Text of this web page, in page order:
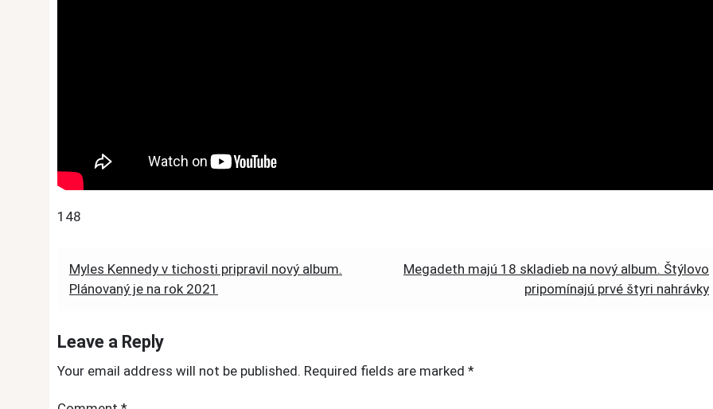
148
Post
navigation
Myles Kennedy v tichosti pripravil nový album.
Plánovaný je na rok 2021
Megadeth majú 18 skladieb na nový album. Štýlovo
pripomínajú prvé štyri nahrávky
Leave a Reply
Your email address will not be published. Required fields are marked *